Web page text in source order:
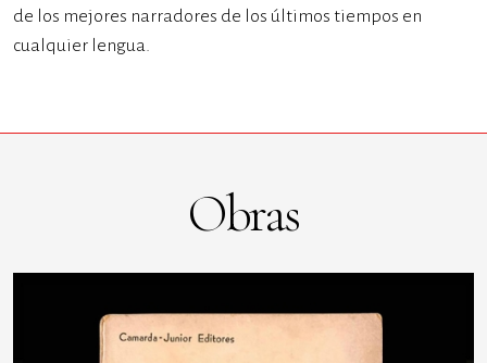
de los mejores narradores de los últimos tiempos en
cualquier lengua.
Obras